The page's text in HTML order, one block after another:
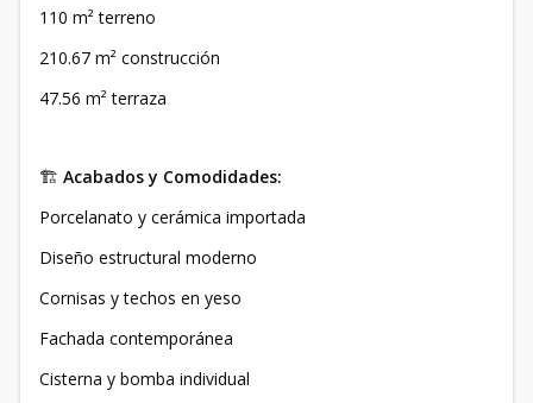
110 m² terreno
210.67 m² construcción
47.56 m² terraza
🏗️ Acabados y Comodidades:
Porcelanato y cerámica importada
Diseño estructural moderno
Cornisas y techos en yeso
Fachada contemporánea
Cisterna y bomba individual